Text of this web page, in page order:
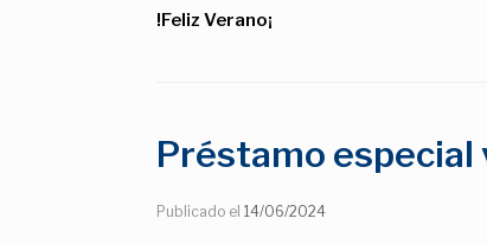
!Feliz Verano¡
Préstamo
Publicado el 14/06/2024